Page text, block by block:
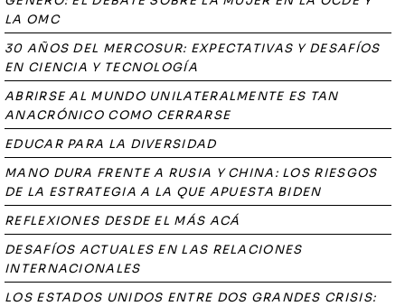
LA OMC
30 AÑOS DEL MERCOSUR: EXPECTATIVAS Y DESAFÍOS
EN CIENCIA Y TECNOLOGÍA
ABRIRSE AL MUNDO UNILATERALMENTE ES TAN
ANACRÓNICO COMO CERRARSE
EDUCAR PARA LA DIVERSIDAD
MANO DURA FRENTE A RUSIA Y CHINA: LOS RIESGOS
DE LA ESTRATEGIA A LA QUE APUESTA BIDEN
REFLEXIONES DESDE EL MÁS ACÁ
DESAFÍOS ACTUALES EN LAS RELACIONES
INTERNACIONALES
LOS ESTADOS UNIDOS ENTRE DOS GRANDES CRISIS: